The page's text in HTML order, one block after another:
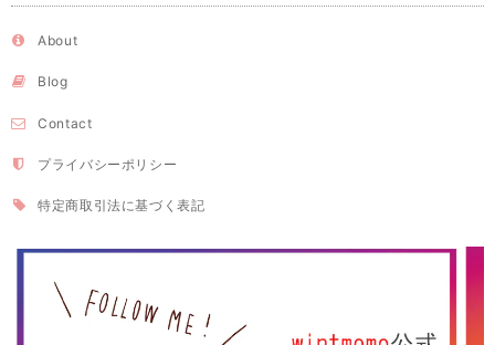
About
Blog
Contact
プライバシーポリシー
特定商取引法に基づく表記